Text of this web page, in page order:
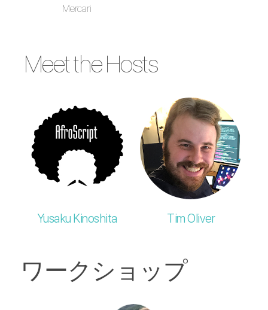
Mercari
Meet the Hosts
Yusaku Kinoshita Tim Oliver
ワークショップ